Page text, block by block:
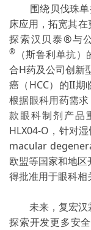
围绕贝伐珠单
床应用，拓宽其
探索汉贝泰®与
® （斯鲁利单抗
合H药及公司创新
癌（HCC）的II期
根据眼科用药需
款眼科制剂产品
HLX04-O，针对
macular
欧盟等国家和地
得批准用于眼科相
未来，复宏汉
探索开发更多安